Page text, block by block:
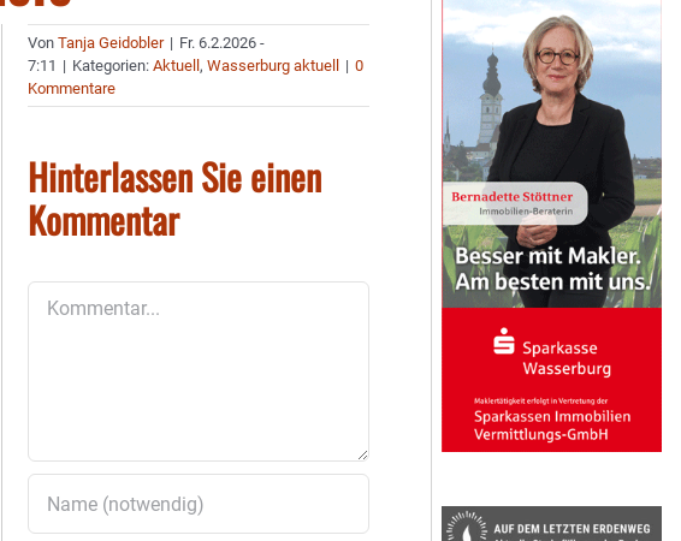
VonTanja Geidobler | Fr. 6.2.2026 -
7:11 | Kategorien:Aktuell,Wasserburg aktuell | 0
Kommentare
Hinterlassen Sie einen
Kommentar